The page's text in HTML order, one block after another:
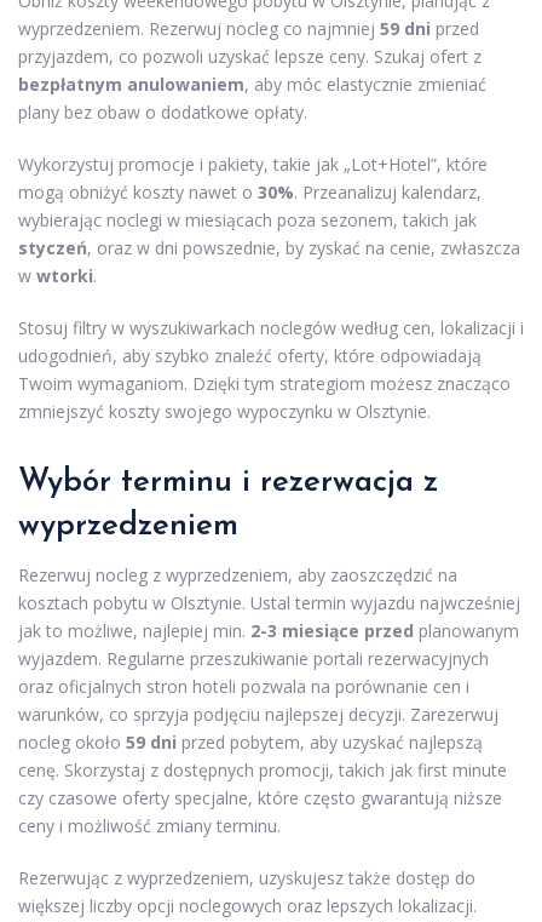
wyprzedzeniem. Rezerwuj nocleg co najmniej 59 dni przed
przyjazdem, co pozwoli uzyskać lepsze ceny. Szukaj ofert z
bezpłatnym anulowaniem, aby móc elastycznie zmieniać
plany bez obaw o dodatkowe opłaty.
Wykorzystuj promocje i pakiety, takie jak „Lot+Hotel”, które
mogą obniżyć koszty nawet o 30%. Przeanalizuj kalendarz,
wybierając noclegi w miesiącach poza sezonem, takich jak
styczeń, oraz w dni powszednie, by zyskać na cenie, zwłaszcza
w wtorki.
Stosuj filtry w wyszukiwarkach noclegów według cen, lokalizacji i
udogodnień, aby szybko znaleźć oferty, które odpowiadają
Twoim wymaganiom. Dzięki tym strategiom możesz znacząco
zmniejszyć koszty swojego wypoczynku w Olsztynie.
Wybór terminu i rezerwacja z
wyprzedzeniem
Rezerwuj nocleg z wyprzedzeniem, aby zaoszczędzić na
kosztach pobytu w Olsztynie. Ustal termin wyjazdu najwcześniej
jak to możliwe, najlepiej min. 2-3 miesiące przed planowanym
wyjazdem. Regularne przeszukiwanie portali rezerwacyjnych
oraz oficjalnych stron hoteli pozwala na porównanie cen i
warunków, co sprzyja podjęciu najlepszej decyzji. Zarezerwuj
nocleg około 59 dni przed pobytem, aby uzyskać najlepszą
cenę. Skorzystaj z dostępnych promocji, takich jak first minute
czy czasowe oferty specjalne, które często gwarantują niższe
ceny i możliwość zmiany terminu.
Rezerwując z wyprzedzeniem, uzyskujesz także dostęp do
większej liczby opcji noclegowych oraz lepszych lokalizacji.